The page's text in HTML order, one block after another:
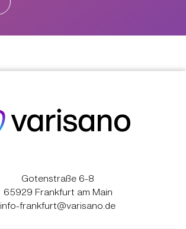
Gotenstraße 6-8
65929 Frankfurt am Main
info-frankfurt@varisano.de